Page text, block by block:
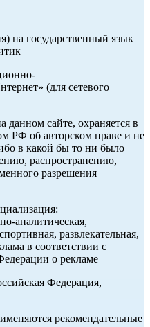
на государственный язык
(для сетевого
сайте, охраняется в
РФ об авторском праве и не
в какой бы то ни было
распространению,
разрешения
аналитическая,
развлекательная,
в соответствии с
о рекламе
Федерация,
рекомендательные